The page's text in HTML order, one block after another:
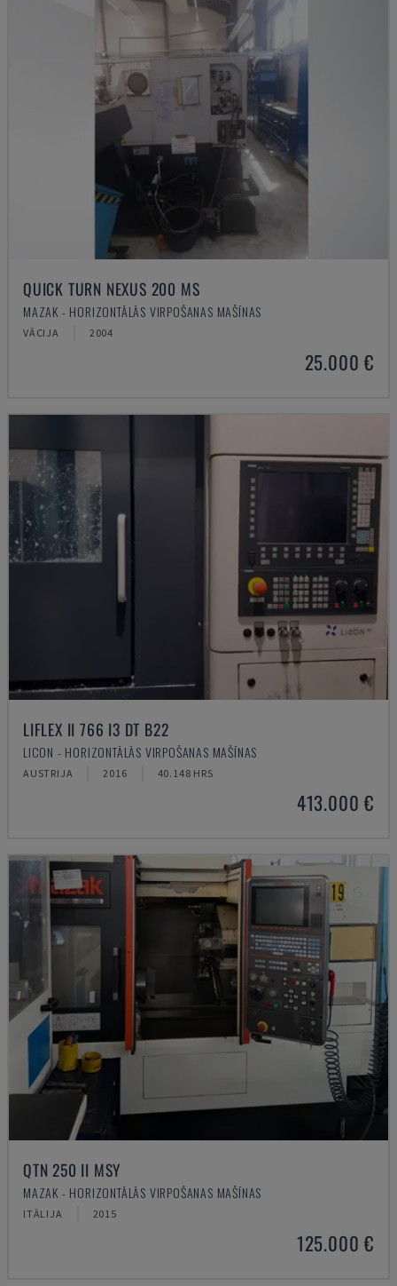
QUICK TURN NEXUS 200 MS
MAZAK - HORIZONTĀLĀS VIRPOŠANAS MAŠĪNAS
VĀCIJA 2004
25.000 €
LIFLEX II 766 I3 DT B22
LICON - HORIZONTĀLĀS VIRPOŠANAS MAŠĪNAS
AUSTRIJA 2016 40.148 HRS
413.000 €
QTN 250 II MSY
MAZAK - HORIZONTĀLĀS VIRPOŠANAS MAŠĪNAS
ITĀLIJA 2015
125.000 €